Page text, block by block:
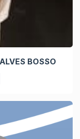
BOSSO